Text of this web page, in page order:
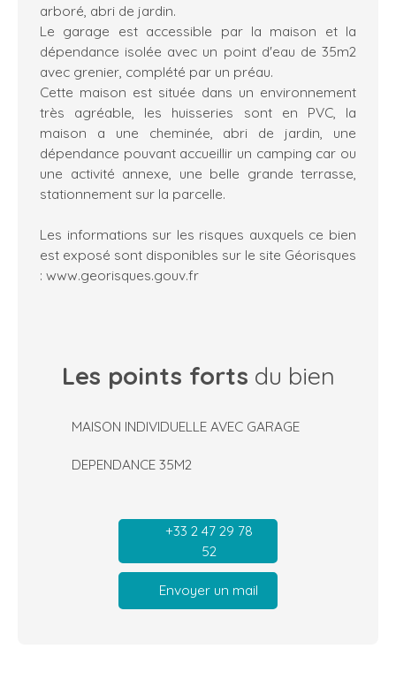
arboré, abri de jardin.
Le garage est accessible par la maison et la
dépendance isolée avec un point d'eau de 35m2
avec grenier, complété par un préau.
Cette maison est située dans un environnement
très agréable, les huisseries sont en PVC, la
maison a une cheminée, abri de jardin, une
dépendance pouvant accueillir un camping car ou
une activité annexe, une belle grande terrasse,
stationnement sur la parcelle.
Les informations sur les risques auxquels ce bien
est exposé sont disponibles sur le site Géorisques
: www.georisques.gouv.fr
Les points forts du bien
MAISON INDIVIDUELLE AVEC GARAGE
DEPENDANCE 35M2
+33 2 47 29 78
52
Envoyer un mail